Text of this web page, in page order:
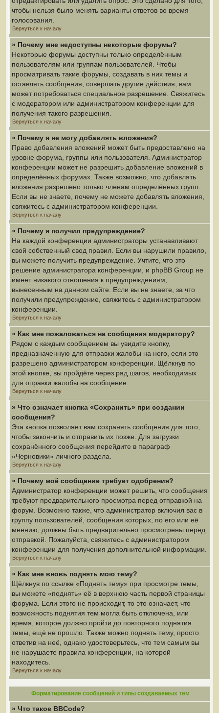
чтобы нельзя было менять варианты ответов во время
голосования.
Вернуться к началу
» Почему мне недоступны некоторые форумы?
Некоторые форумы доступны только определённым
пользователям или группам пользователей. Чтобы
просматривать такие форумы, создавать в них темы и
оставлять сообщения, совершать другие действия, вам
может потребоваться специальное разрешение. Свяжитесь
с модератором или администратором конференции для
получения такого разрешения.
Вернуться к началу
» Почему я не могу добавлять вложения?
Право добавления вложений может быть предоставлено на
уровне форума, группы или пользователя. Администратор
конференции может не разрешить добавление вложений в
определённых форумах. Также возможно, что добавлять
вложения разрешено только членам определённых групп.
Если вы не знаете, почему не можете добавлять вложения,
свяжитесь с администратором конференции.
Вернуться к началу
» Почему я получил предупреждение?
На каждой конференции администраторы устанавливают
свой собственный свод правил. Если вы нарушили правило,
вы можете получить предупреждение. Учтите, что это
решение администратора конференции, и phpBB Group не
имеет никакого отношения к предупреждениям,
вынесенным на данном сайте. Если вы не знаете, за что
получили предупреждение, свяжитесь с администратором
конференции.
Вернуться к началу
» Как мне пожаловаться на сообщения модератору?
Рядом с каждым сообщением вы увидите кнопку,
предназначенную для отправки жалобы на него, если это
разрешено администратором конференции. Щёлкнув по
этой кнопке, вы пройдёте через ряд шагов, необходимых
для оправки жалобы на сообщение.
Вернуться к началу
» Что означает кнопка «Сохранить» при создании
сообщения?
Эта кнопка позволяет вам сохранять сообщения для того,
чтобы закончить и отправить их позже. Для загрузки
сохранённого сообщения перейдите в параграф
«Черновики» личного раздела.
Вернуться к началу
» Почему моё сообщение требует одобрения?
Администратор конференции может решить, что сообщения
требуют предварительного просмотра перед отправкой на
форум. Возможно также, что администратор включил вас в
группу пользователей, сообщения которых, по его или её
мнению, должны быть предварительно просмотрены перед
отправкой. Пожалуйста, свяжитесь с администратором
конференции для получения дополнительной информации.
Вернуться к началу
» Как мне вновь поднять мою тему?
Щёлкнув по ссылке «Поднять тему» при просмотре темы,
вы можете «поднять» её в верхнюю часть первой страницы
форума. Если этого не происходит, то это означает, что
возможность поднятия тем могла быть отключена, или
время, которое должно пройти до повторного поднятия
темы, ещё не прошло. Также можно поднять тему, просто
ответив на неё, однако удостоверьтесь, что тем самым вы
не нарушаете правила конференции, на которой
находитесь.
Вернуться к началу
Форматирование сообщений и типы создаваемых тем
» Что такое BBCode?